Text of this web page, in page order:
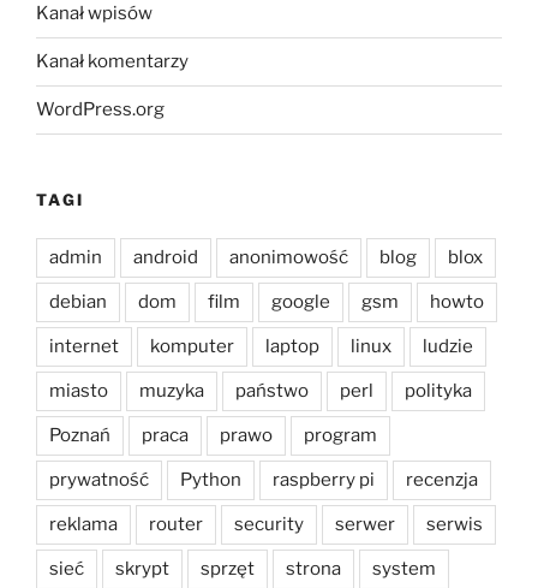
Kanał wpisów
Kanał komentarzy
WordPress.org
TAGI
admin android anonimowość blog blox
debian dom film google gsm howto
internet komputer laptop linux ludzie
miasto muzyka państwo perl polityka
Poznań praca prawo program
prywatność Python raspberry pi recenzja
reklama router security serwer serwis
sieć skrypt sprzęt strona system